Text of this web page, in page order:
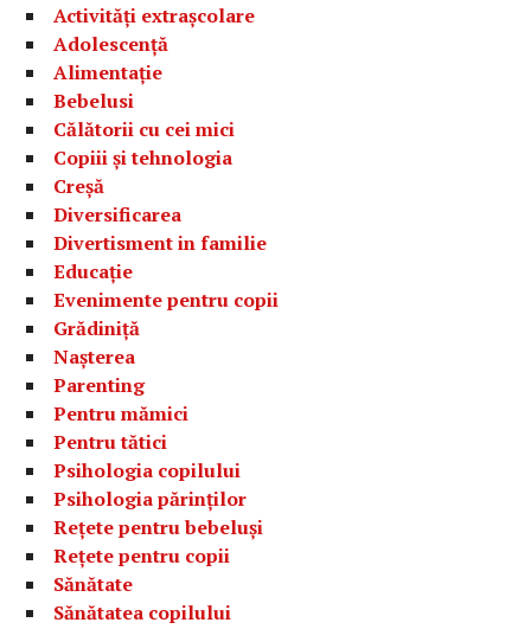
Activități extrașcolare
Adolescență
Alimentație
Bebelusi
Călătorii cu cei mici
Copiii și tehnologia
Creșă
Diversificarea
Divertisment in familie
Educație
Evenimente pentru copii
Grădiniță
Nașterea
Parenting
Pentru mămici
Pentru tătici
Psihologia copilului
Psihologia părinților
Rețete pentru bebeluși
Rețete pentru copii
Sănătate
Sănătatea copilului